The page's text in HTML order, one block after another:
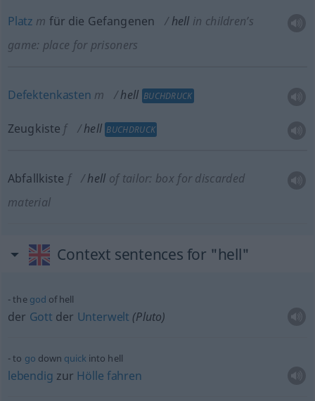
Platz m für die Gefangenen hell in children’s
game: place for prisoners
Defektenkasten m hell BUCHDRUCK
Zeugkiste f hell BUCHDRUCK
Abfallkiste f hell of tailor: box for discarded
material
Context sentences for "hell"
the god of hell
der Gott der Unterwelt (Pluto)
to go down quickinto hell
lebendig zur Hölle fahren